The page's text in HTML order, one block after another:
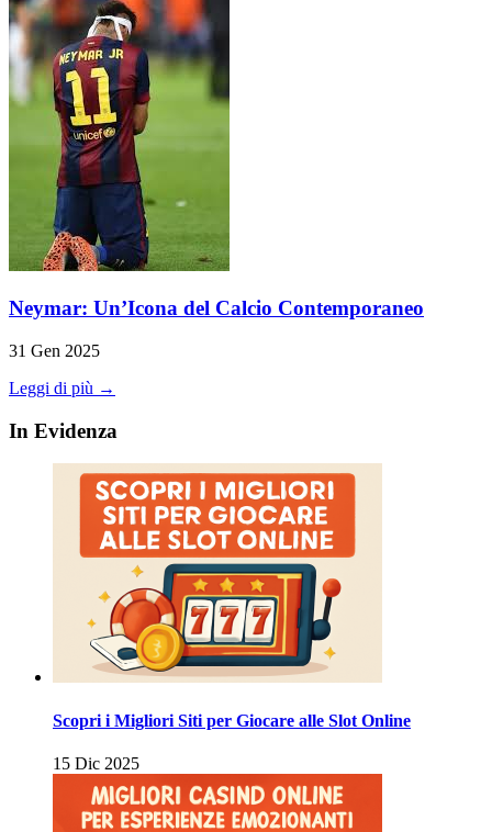
Neymar: Un’Icona del Calcio Contemporaneo
31 Gen 2025
Leggi di più →
In Evidenza
Scopri i Migliori Siti per Giocare alle Slot Online
15 Dic 2025